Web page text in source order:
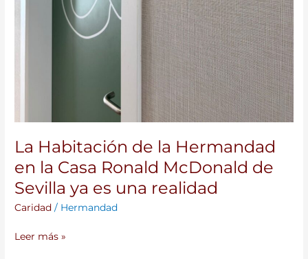
La Habitación de la Hermandad
en la Casa Ronald McDonald de
Sevilla ya es una realidad
Caridad / Hermandad
Leer más »